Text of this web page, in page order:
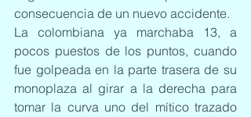
consecuencia de un nuevo accidente.
La colombiana ya marchaba 13, a
pocos puestos de los puntos, cuando
fue golpeada en la parte trasera de su
monoplaza al girar a la derecha para
tomar la curva uno del mítico trazado